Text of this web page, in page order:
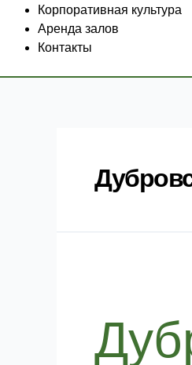
Корпоративная культура
Аренда залов
Контакты